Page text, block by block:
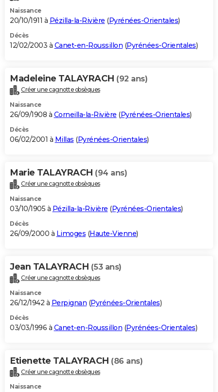
Naissance
20/10/1911 à Pézilla-la-Rivière (Pyrénées-Orientales)
Décès
12/02/2003 à Canet-en-Roussillon (Pyrénées-Orientales)
Madeleine TALAYRACH (92 ans)
Créer une cagnotte obsèques
Naissance
26/09/1908 à Corneilla-la-Rivière (Pyrénées-Orientales)
Décès
06/02/2001 à Millas (Pyrénées-Orientales)
Marie TALAYRACH (94 ans)
Créer une cagnotte obsèques
Naissance
03/10/1905 à Pézilla-la-Rivière (Pyrénées-Orientales)
Décès
26/09/2000 à Limoges (Haute-Vienne)
Jean TALAYRACH (53 ans)
Créer une cagnotte obsèques
Naissance
26/12/1942 à Perpignan (Pyrénées-Orientales)
Décès
03/03/1996 à Canet-en-Roussillon (Pyrénées-Orientales)
Etienette TALAYRACH (86 ans)
Créer une cagnotte obsèques
Naissance